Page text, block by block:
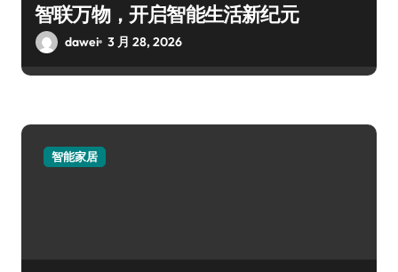
智联万物，开启智能生活新纪元
dawei 3 月 28, 2026
智能家居